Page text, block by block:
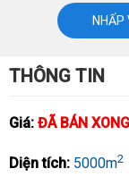
NHẤP
THÔNG TIN
Giá: ĐÃ BÁN XONG
Diện tích: 5000m2